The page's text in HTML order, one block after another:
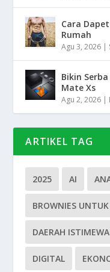
Cara
Rumah
Agu 3, 2026 |
Bikin
Mate Xs
Agu 2, 2026 |
ARTIKEL TAG
2025 AI
BROWNIES
DAERAH
DIGITAL